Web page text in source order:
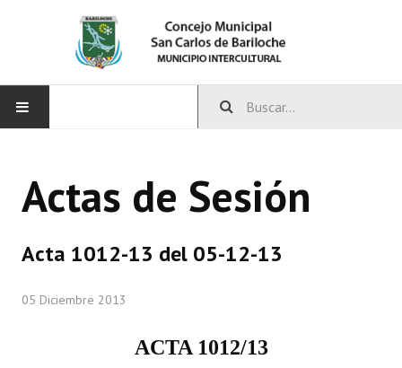
CONCEJO
Comisiones Especiales
Actas de Sesión
Acta 1012-13 del 05-12-13
05 Diciembre 2013
ACTA 1012/13